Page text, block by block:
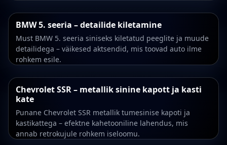
BMW 5. seeria – detailide kiletamine
Must BMW 5. seeria siniseks kiletatud peeglite ja muude
detailidega – väikesed aktsendid, mis toovad auto ilme
rohkem esile.
Chevrolet SSR – metallik sinine kapott ja kasti
kate
Punane Chevrolet SSR metallik tumesinise kapoti ja
kastikattega – efektne kahetooniline lahendus, mis
annab retrokujule rohkem iseloomu.